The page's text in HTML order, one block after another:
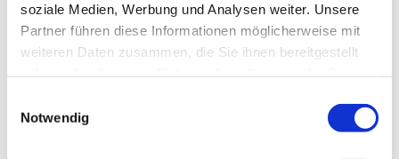
soziale Medien, Werbung und Analysen weiter. Unsere
Partner führen diese Informationen möglicherweise mit
weiteren Daten zusammen, die Sie ihnen bereitgestellt
NotwendigDies könnte Sie auch